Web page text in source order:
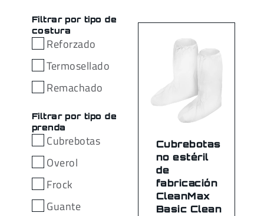
Filtrar por tipo de
costura
Reforzado
Termosellado
Remachado
Filtrar por tipo de
prenda
Cubrebotas
Overol
Frock
Guante
Cubrebotas
no estéril
de
fabricación
CleanMax
Basic Clean